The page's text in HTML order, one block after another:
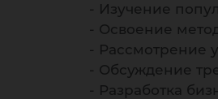
- Изучение
- Освоение
- Рассмотрение
- Обсуждение
- Разработка